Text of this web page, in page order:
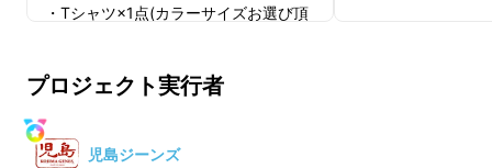
・Tシャツ×1点(カラーサイズお選び頂
ます。)
【メンズパンツ】
プロジェクト実行者
児島ジーンズ